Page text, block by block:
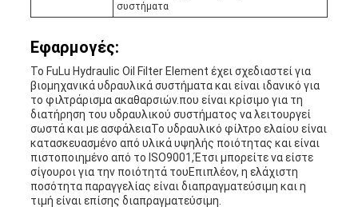
συστήματα
Εφαρμογές:
Το FuLu Hydraulic Oil Filter Element έχει σχεδιαστεί για
βιομηχανικά υδραυλικά συστήματα και είναι ιδανικό για
το φιλτράρισμα ακαθαρσιών.που είναι κρίσιμο για τη
διατήρηση του υδραυλικού συστήματος να λειτουργεί
σωστά και με ασφάλειαΤο υδραυλικό φίλτρο ελαίου είναι
κατασκευασμένο από υλικά υψηλής ποιότητας και είναι
πιστοποιημένο από το ISO9001,Έτσι μπορείτε να είστε
σίγουροι για την ποιότητά τουΕπιπλέον, η ελάχιστη
ποσότητα παραγγελίας είναι διαπραγματεύσιμη και η
τιμή είναι επίσης διαπραγματεύσιμη.